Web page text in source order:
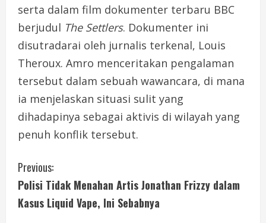
serta dalam film dokumenter terbaru BBC
berjudul The Settlers. Dokumenter ini
disutradarai oleh jurnalis terkenal, Louis
Theroux. Amro menceritakan pengalaman
tersebut dalam sebuah wawancara, di mana
ia menjelaskan situasi sulit yang
dihadapinya sebagai aktivis di wilayah yang
penuh konflik tersebut.
C
o
Previous:
Polisi Tidak Menahan Artis Jonathan Frizzy dalam
Kasus Liquid Vape, Ini Sebabnya